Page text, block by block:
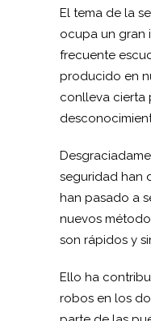
El tema de la
ocupa un gran
frecuente
producido en
conlleva cierta
seguridad han
han pasado a
nuevos
son rápidos y
Ello ha
robos en los